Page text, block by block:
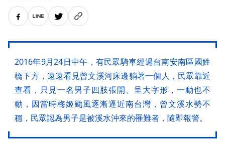
2016年9月24日中午，有民眾騎車經過台南安南區國姓
橋下方，遠遠看見曾文溪河床邊躺著一個人，民眾靠近
查看，只見一名男子四肢張開、呈大字形，一動也不
動，因當時梅姬颱風逐漸逼近南台灣，曾文溪水勢不
穩，民眾認為男子是被溪水沖來的罹難者，隨即報警。